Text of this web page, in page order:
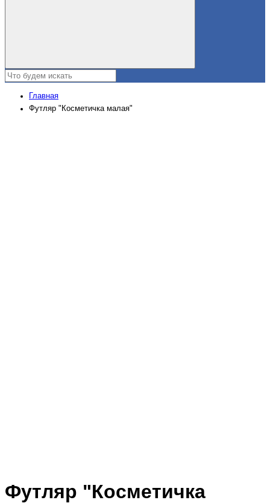
Главная
Футляр "Косметичка малая"
Футляр "Косметичка